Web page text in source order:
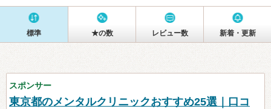
標準 ★の数 レビュー数 新着・更新